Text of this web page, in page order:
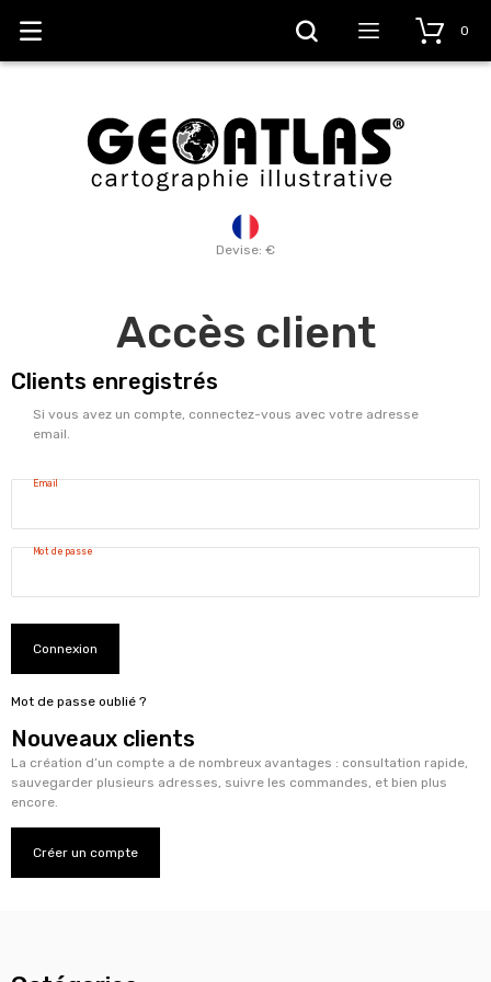
Devise: €
0
Accès client
Clients enregistrés
Si vous avez un compte, connectez-vous avec votre adresse
email.
Email
Mot de passe
Connexion
Mot de passe oublié ?
Nouveaux clients
La création d’un compte a de nombreux avantages : consultation rapide,
sauvegarder plusieurs adresses, suivre les commandes, et bien plus
encore.
Créer un compte